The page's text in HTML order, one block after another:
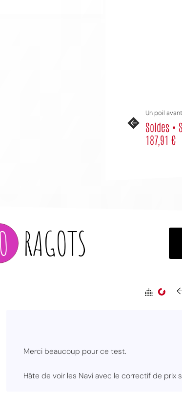
Un poil
Soldes •
187,91 €
RAGOTS
Merci beaucoup pour ce test.
Hâte de voir les Navi avec le correctif de prix